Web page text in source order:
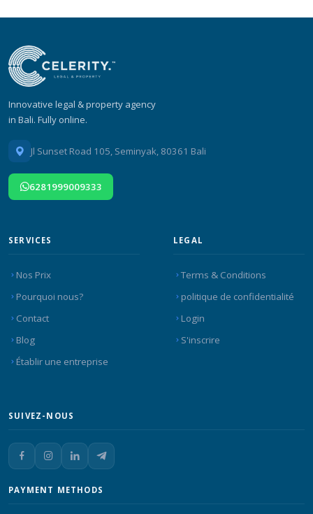
Innovative legal & property agency
in Bali. Fully online.
Jl Sunset Road 105, Seminyak, 80361 Bali
6281999009333
SERVICES
Nos Prix
Pourquoi nous?
Contact
Blog
Établir une entreprise
LEGAL
Terms & Conditions
politique de confidentialité
Login
S'inscrire
SUIVEZ-NOUS
PAYMENT METHODS